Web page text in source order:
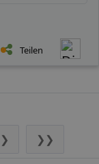
Teilen
❯ ❯❯